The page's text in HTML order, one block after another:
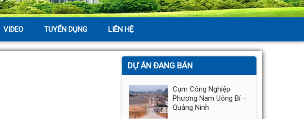
VIDEO TUYỂN DỤNG LIÊN HỆ
DỰ ÁN ĐANG BÁN
Cụm Công Nghiệp
Phương Nam Uông Bí –
Quảng Ninh